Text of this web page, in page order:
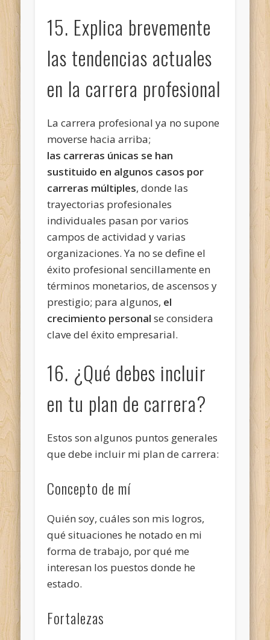
15. Explica brevemente
las tendencias actuales
en la carrera profesional
La carrera profesional ya no supone
moverse hacia arriba;
las carreras únicas se han
sustituido en algunos casos por
carreras múltiples, donde las
trayectorias profesionales
individuales pasan por varios
campos de actividad y varias
organizaciones. Ya no se define el
éxito profesional sencillamente en
términos monetarios, de ascensos y
prestigio; para algunos, el
crecimiento personal se considera
clave del éxito empresarial.
16. ¿Qué debes incluir
en tu plan de carrera?
Estos son algunos puntos generales
que debe incluir mi plan de carrera:
Concepto de mí
Quién soy, cuáles son mis logros,
qué situaciones he notado en mi
forma de trabajo, por qué me
interesan los puestos donde he
estado.
Fortalezas